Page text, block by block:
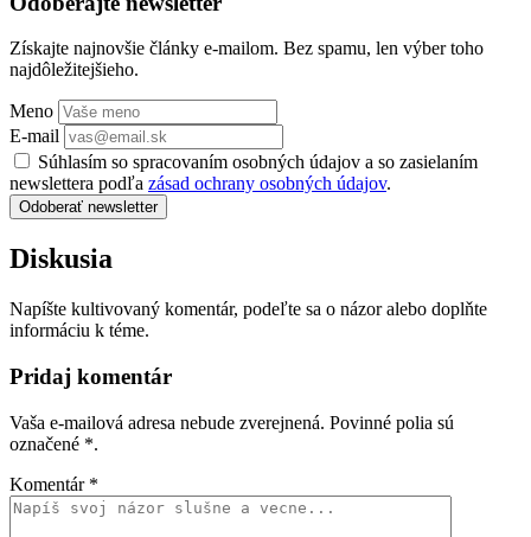
Získajte najnovšie články e-mailom. Bez spamu, len výber toho
najdôležitejšieho.
Meno
E-mail
Súhlasím so spracovaním osobných údajov a so zasielaním
newslettera podľa zásad ochrany osobných údajov.
Odoberať newsletter
Diskusia
Napíšte kultivovaný komentár, podeľte sa o názor alebo doplňte
informáciu k téme.
Pridaj komentár
Vaša e-mailová adresa nebude zverejnená. Povinné polia sú
označené *.
Komentár *